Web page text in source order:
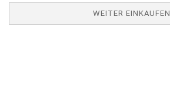
WEITER EINKAUFEN